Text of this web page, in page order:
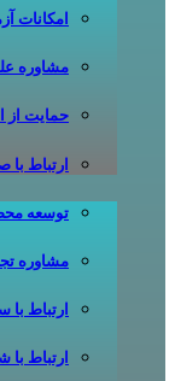
امکانات
مشاوره
حمایت از
ارتباط با
توسعه
مشاوره
ارتباط با
ارتباط